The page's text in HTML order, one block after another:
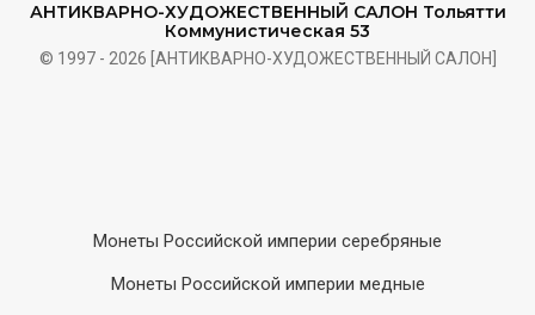
АНТИКВАРНО-ХУДОЖЕСТВЕННЫЙ САЛОН Тольятти
Коммунистическая 53
© 1997 - 2026 [АНТИКВАРНО-ХУДОЖЕСТВЕННЫЙ САЛОН]
Монеты Российской империи серебряные
Монеты Российской империи медные